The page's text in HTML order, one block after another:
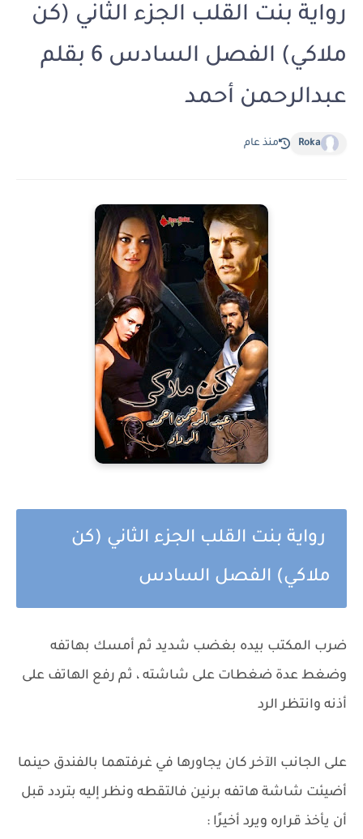
رواية بنت القلب الجزء الثاني (كن
ملاكي) الفصل السادس 6 بقلم
عبدالرحمن أحمد
Roka منذ عام
رواية بنت القلب الجزء الثاني (كن
ملاكي) الفصل السادس
ضرب المكتب بيده بغضب شديد ثم أمسك بهاتفه
وضغط عدة ضغطات على شاشته ، ثم رفع الهاتف على
أذنه وانتظر الرد
على الجانب الآخر كان يجاورها في غرفتهما بالفندق حينما
أضيئت شاشة هاتفه برنين فالتقطه ونظر إليه بتردد قبل
أن يأخذ قراره ويرد أخيرًا :